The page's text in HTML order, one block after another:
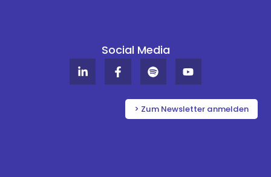
Social Media
L
i
n
F
a
c
S
p
o
t
i
f
Y
o
u
t
u
b
> Zum Newsletter anmelden